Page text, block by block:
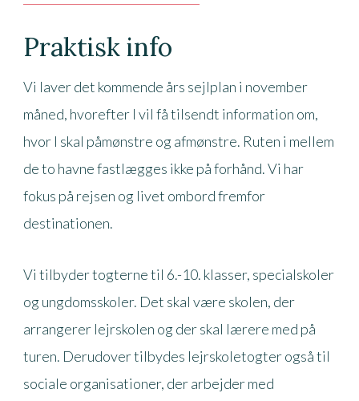
Praktisk info
Vi laver det kommende års sejlplan i november
måned, hvorefter I vil få tilsendt information om,
hvor I skal påmønstre og afmønstre. Ruten i mellem
de to havne fastlægges ikke på forhånd. Vi har
fokus på rejsen og livet ombord fremfor
destinationen.
Vi tilbyder togterne til 6.-10. klasser, specialskoler
og ungdomsskoler. Det skal være skolen, der
arrangerer lejrskolen og der skal lærere med på
turen. Derudover tilbydes lejrskoletogter også til
sociale organisationer, der arbejder med